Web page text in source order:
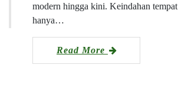
modern hingga kini. Keindahan
hanya…
Read More